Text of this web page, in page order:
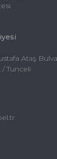
Ataş
Tunceli